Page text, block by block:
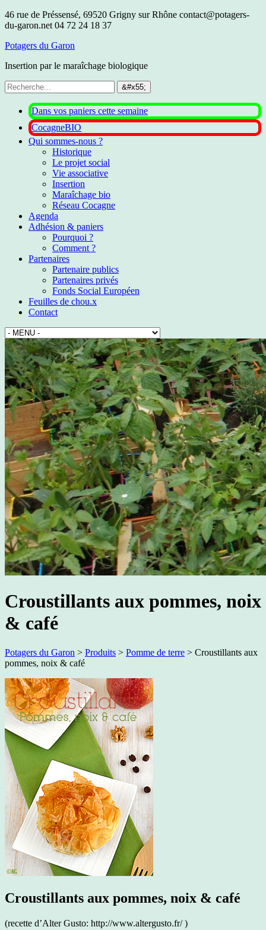
46 rue de Préssensé, 69520 Grigny sur Rhône contact@potagers-
du-garon.net 04 72 24 18 37
Potagers du Garon
Insertion par le maraîchage biologique
Dans vos paniers cette semaine
CocagneBIO
Qui sommes-nous ?
Historique
Le projet social
Vie associative
Insertion
Maraîchage bio
Réseau Cocagne
Agenda
Adhésion & paniers
Pourquoi ?
Comment ?
Partenaires
Partenaire publics
Partenaires privés
Fonds Social Européen
Feuilles de chou.x
Contact
Croustillants aux pommes, noix
& café
Potagers du Garon > Produits > Pomme de terre > Croustillants aux
pommes, noix & café
Croustillants aux pommes, noix & café
(recette d’Alter Gusto: http://www.altergusto.fr/ )